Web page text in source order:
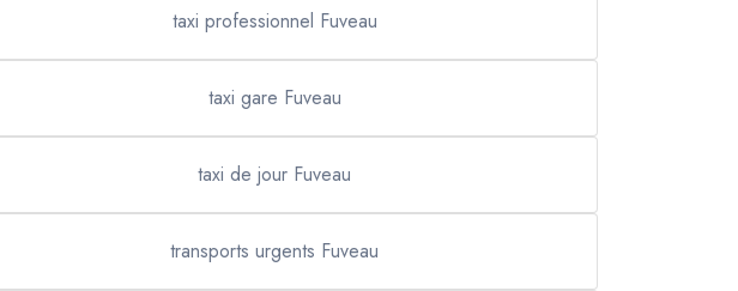
taxi professionnel Fuveau
taxi gare Fuveau
taxi de jour Fuveau
transports urgents Fuveau